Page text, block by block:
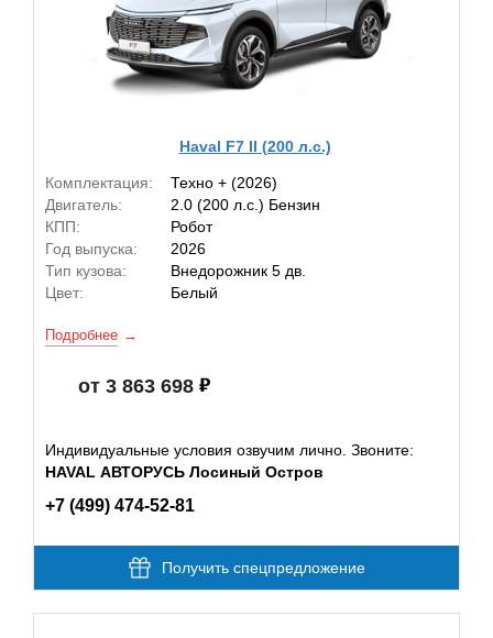
Haval F7 II (200 л.с.)
Комплектация:
Техно + (2026)
Двигатель:
2.0 (200 л.с.) Бензин
КПП:
Робот
Год выпуска:
2026
Тип кузова:
Внедорожник 5 дв.
Цвет:
Белый
Подробнее
от 3 863 698
Индивидуальные условия озвучим лично. Звоните:
HAVAL АВТОРУСЬ Лосиный Остров
+7 (499) 474-52-81
Получить спецпредложение